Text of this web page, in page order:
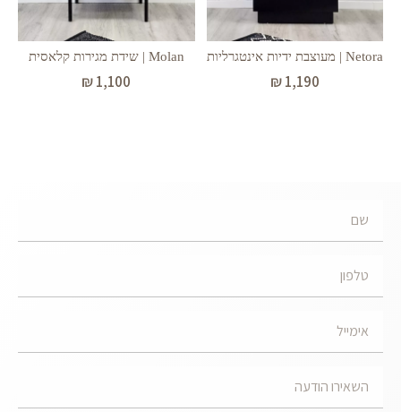
Netora | מעוצבת ידיות אינטגרליות
₪1,190
Molan | שידת מגירות קלאסית
₪1,100